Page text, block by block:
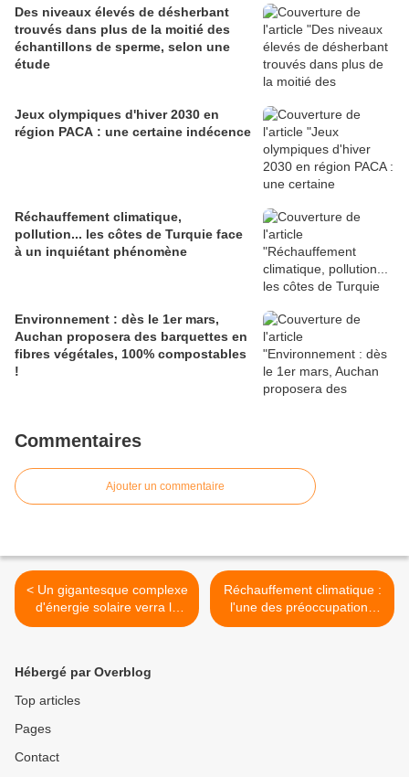
Des niveaux élevés de désherbant
trouvés dans plus de la moitié des
échantillons de sperme, selon une
étude
Jeux olympiques d'hiver 2030 en
région PACA : une certaine indécence
Réchauffement climatique,
pollution... les côtes de Turquie face
à un inquiétant phénomène
Environnement : dès le 1er mars,
Auchan proposera des barquettes en
fibres végétales, 100% compostables
!
Commentaires
Ajouter un commentaire
< Un gigantesque complexe
d'énergie solaire verra le
jour en Californie
Réchauffement climatique :
l'une des préoccupations
majeures de la population
Hébergé par Overblog
Top articles
Pages
Contact